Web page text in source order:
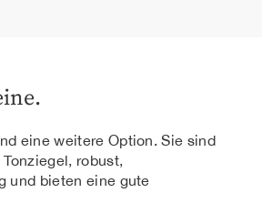
eine weitere Option. Sie sind
robust,
und bieten eine gute